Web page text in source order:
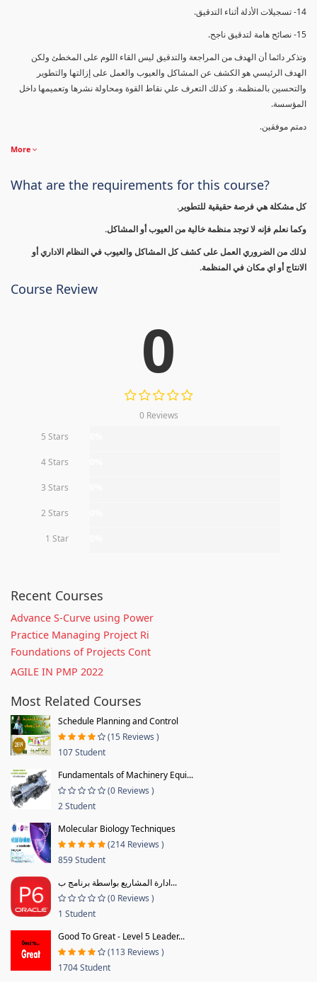
14- تسجيلات الأدلة أثناء التدقيق.
15- نصائح هامة لتدقيق ناجح.
وتذكر دائما أن الهدف من المراجعة والتدقيق ليس القاء اللوم على المخطئ ولكن
الهدف الرئيسي هو الكشف عن المشاكل والعيوب والعمل على إزالتها والتطوير
والتحسين بالمنظمة. و كذلك التعرف علي نقاط القوة ومحاولة نشرها وتعميمها داخل
المؤسسة.
دمتم موفقين.
More
What are the requirements for this course?
كل مشكلة هي فرصة حقيقية للتطوير.
وكما نعلم فإنه لا توجد منظمة خالية من العيوب أو المشاكل.
لذلك من الضروري العمل على كشف كل المشاكل والعيوب في النظام الاداري أو
الانتاج أو اي مكان في المنظمة.
Course Review
0
0 Reviews
5 Stars
4 Stars
3 Stars
2 Stars
1 Star
Recent Courses
Advance S-Curve using Power
Practice Managing Project Ri
Foundations of Projects Cont
AGILE IN PMP 2022
Most Related Courses
Schedule Planning and Control
(15 Reviews )
107 Student
Fundamentals of Machinery Equi...
(0 Reviews )
2 Student
Molecular Biology Techniques
(214 Reviews )
859 Student
ادارة المشاريع بواسطة برنامج ب...
(0 Reviews )
1 Student
Good To Great - Level 5 Leader...
(113 Reviews )
1704 Student